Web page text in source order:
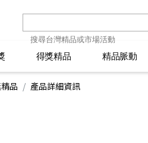
線上報名
得獎精品 精品脈動
最新消息 精品萬花筒
品 產品詳細資訊
線上報名
得獎精品 精品脈動
最新消息 精品萬花筒